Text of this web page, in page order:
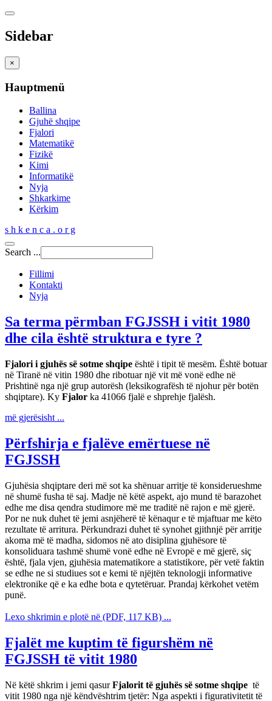
Sidebar
×
Hauptmenü
Ballina
Gjuhë shqipe
Fjalori
Matematikë
Fizikë
Kimi
Informatikë
Nyja
Shkarkime
Kërkim
s h k e n c a . o r g
Search ...
Fillimi
Kontakti
Nyja
Sa terma përmban FGJSSH i vitit 1980
dhe cila është struktura e tyre ?
Fjalori i gjuhës së sotme shqipe është i tipit të mesëm. Është botuar
në Tiranë në vitin 1980 dhe ribotuar një vit më vonë edhe në
Prishtinë nga një grup autorësh (leksikografësh të njohur për botën
shqiptare). Ky Fjalor ka 41066 fjalë e shprehje fjalësh.
më gjerësisht ...
Përfshirja e fjalëve emërtuese në
FGJSSH
Gjuhësia shqiptare deri më sot ka shënuar arritje të konsiderueshme
në shumë fusha të saj. Madje në këtë aspekt, ajo mund të barazohet
edhe me disa qendra studimore më me traditë në rajon e më gjerë.
Por ne nuk duhet të jemi asnjëherë të kënaqur e të mjaftuar me këto
rezultate të arritura. Përkundrazi duhet të synohet gjithnjë për arritje
akoma më të madha, sidomos në ato disiplina gjuhësore të
konsoliduara tashmë shumë vonë edhe në Evropë e më gjerë, siç
është, fjala vjen, gjuhësia matematikore a statistikore, për vetë faktin
se edhe ne si studiues sot e kemi të njëjtën teknologji informative
elektronike që e ka edhe bota e qytetëruar. Prandaj kërkohet vetëm
punë.
Lexo shkrimin e plotë në (PDF, 117 KB) ...
Fjalët me kuptim të figurshëm në
FGJSSH të vitit 1980
Në këtë shkrim i jemi qasurFjalorit të gjuhës së sotme shqipe të
vitit 1980 nga një këndvështrim tjetër: Nga aspekti i figurativitetit të